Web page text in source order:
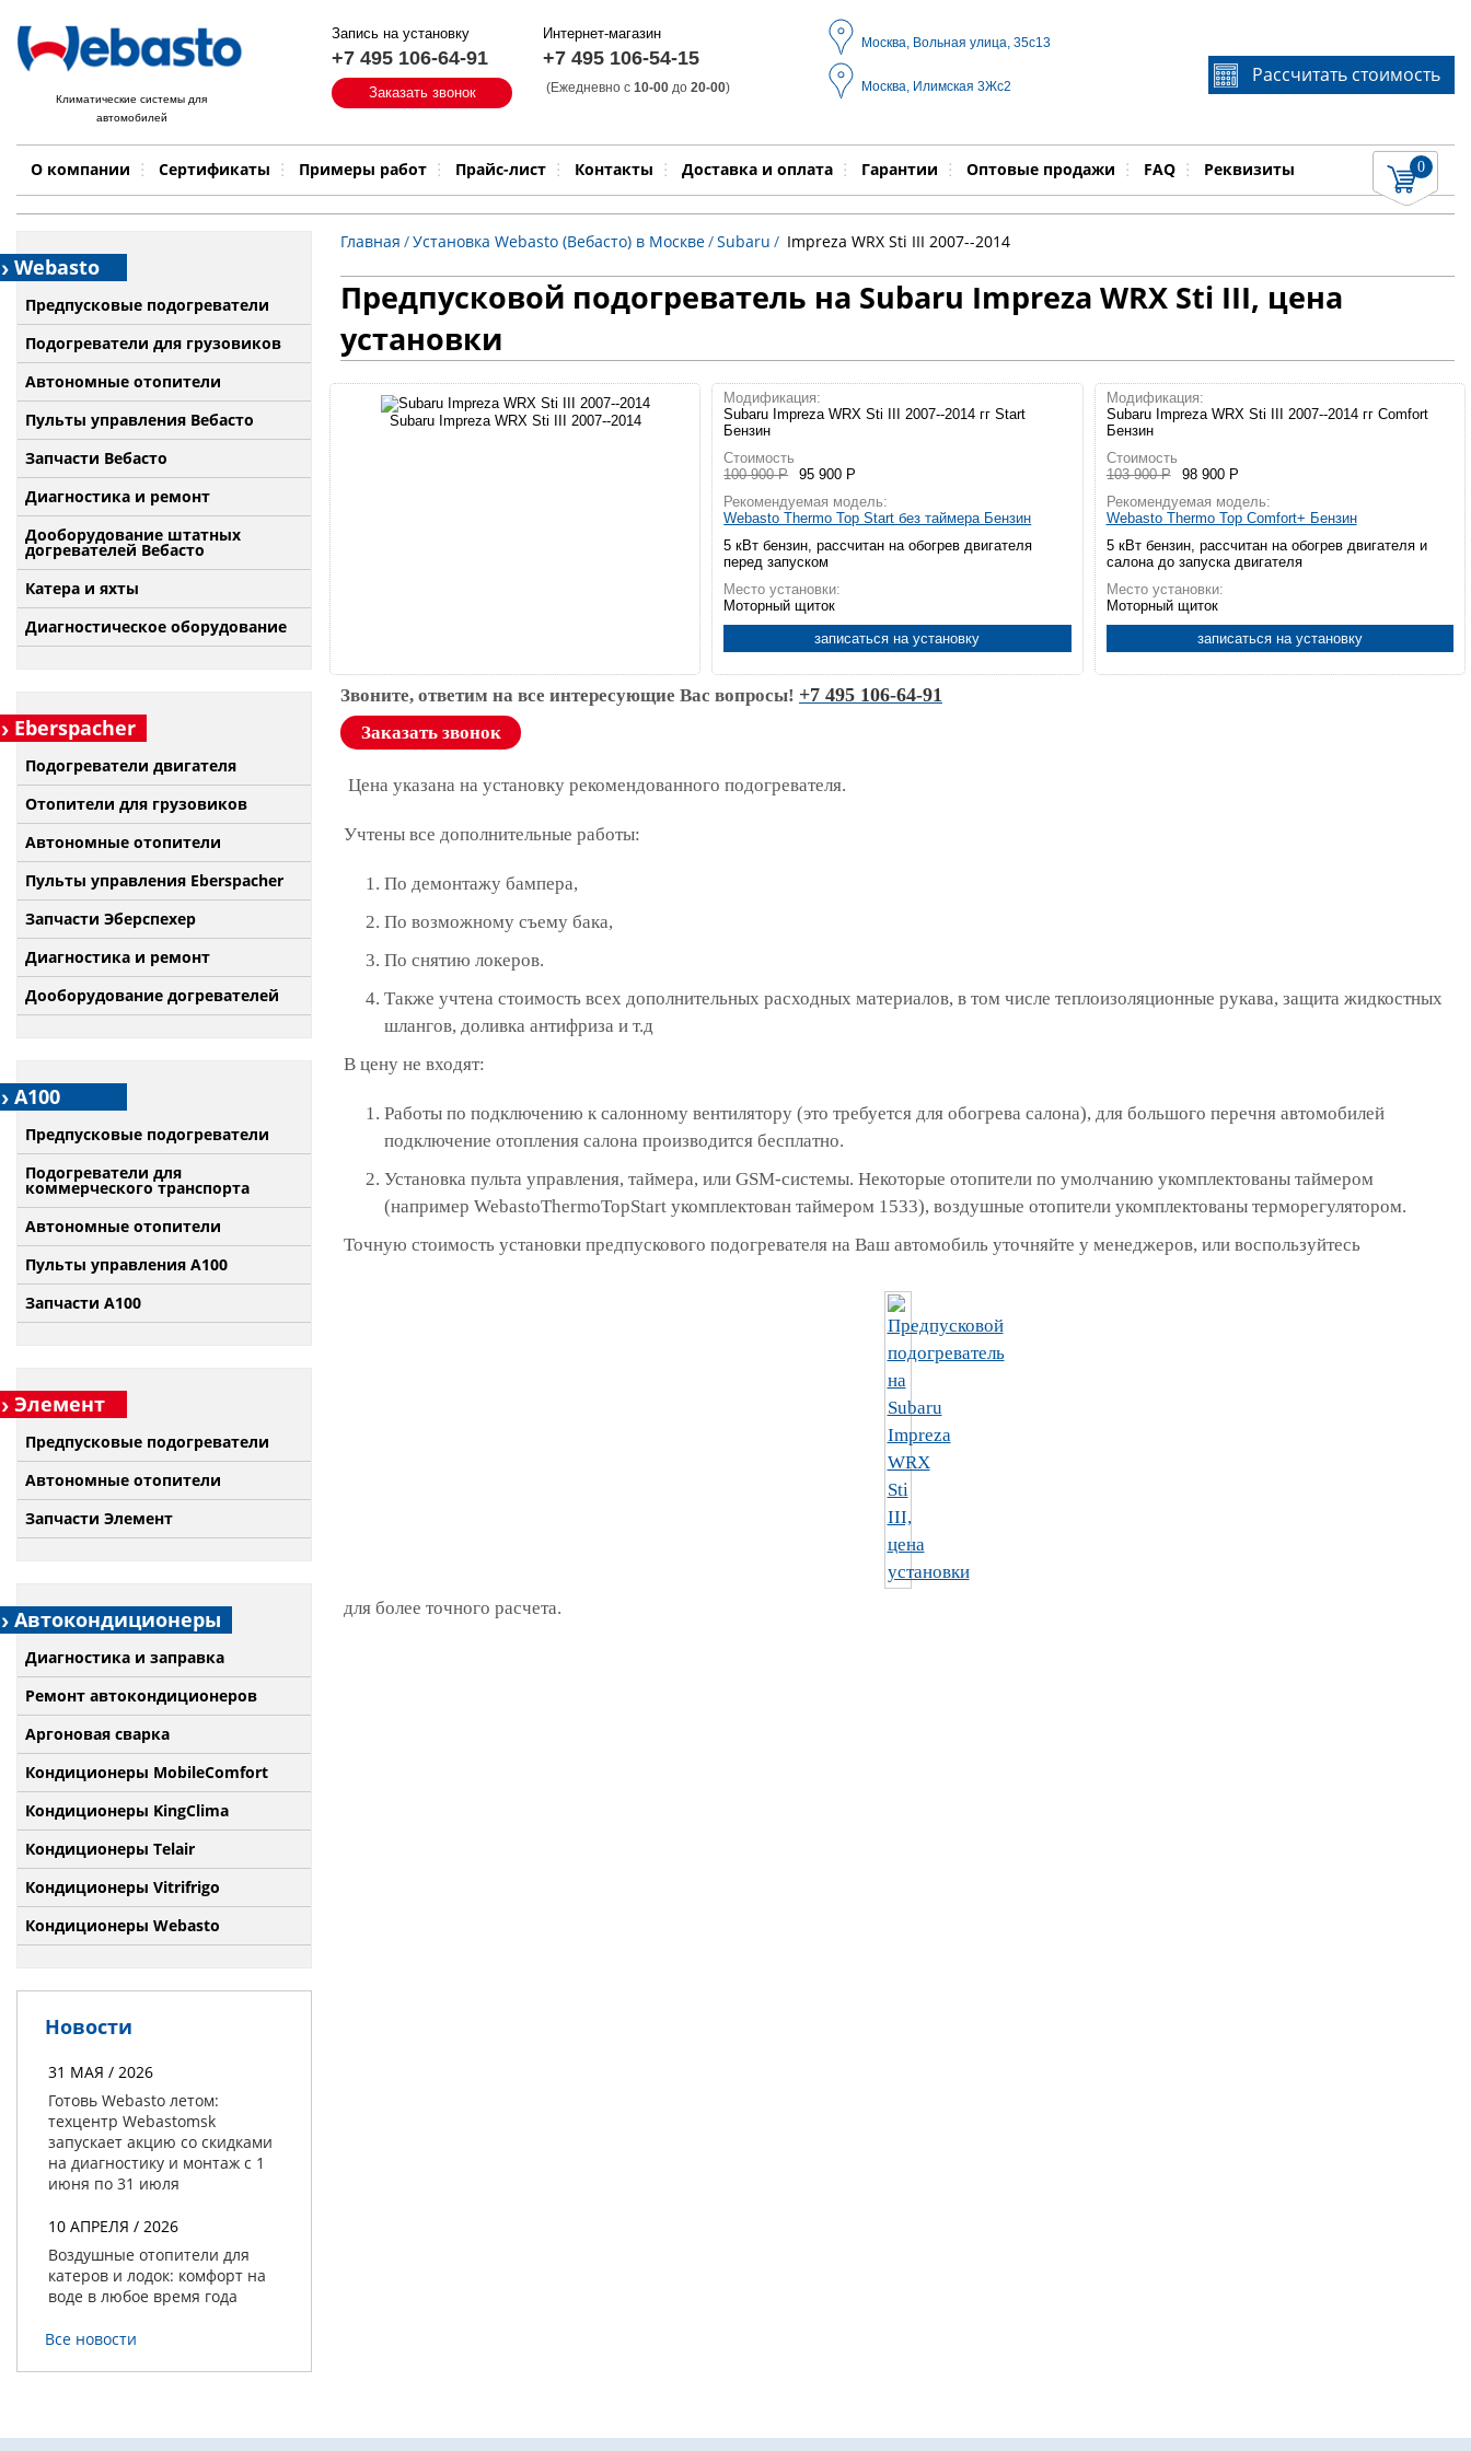
Климатические системы для
автомобилей
Запись на установку
+7 495 106-64-91
Заказать звонок
Интернет-магазин
+7 495 106-54-15
(Ежедневно с 10-00 до 20-00)
Москва, Вольная улица, 35с13
Москва, Илимская 3Жс2
Рассчитать стоимость
О компании Сертификаты Примеры работ Прайс-лист Контакты Доставка и оплата Гарантии Оптовые продажи FAQ Реквизиты 0
Быстрый поиск:
Если Вы не знаете идентификационный номер
запчасти, звоните по телефону+7 495 106-64-91, мы
Примеры работ Бренд Модель Выполняемые работы
Webasto
Предпусковые подогреватели
Подогреватели для грузовиков
Автономные отопители
Пульты управления Вебасто
Запчасти Вебасто
Диагностика и ремонт
Дооборудование штатных
догревателей Вебасто
Катера и яхты
Диагностическое оборудование
Eberspacher
Подогреватели двигателя
Отопители для грузовиков
Автономные отопители
Пульты управления Eberspacher
Запчасти Эберспехер
Диагностика и ремонт
Дооборудование догревателей
А100
Предпусковые подогреватели
Подогреватели для
коммерческого транспорта
Автономные отопители
Пульты управления A100
Запчасти А100
Элемент
Предпусковые подогреватели
Автономные отопители
Запчасти Элемент
Автокондиционеры
Диагностика и заправка
Ремонт автокондиционеров
Аргоновая сварка
Кондиционеры MobileComfort
Кондиционеры KingClima
Кондиционеры Telair
Кондиционеры Vitrifrigo
Кондиционеры Webasto
Новости
31 МАЯ / 2026
Готовь Webasto летом:
техцентр Webastomsk
запускает акцию со скидками
на диагностику и монтаж с 1
июня по 31 июля
10 АПРЕЛЯ / 2026
Воздушные отопители для
катеров и лодок: комфорт на
воде в любое время года
Все новости
Главная /Установка Webasto (Вебасто) в Москве/Subaru / Impreza WRX Sti III 2007--2014
Предпусковой подогреватель на Subaru Impreza WRX Sti III, цена
установки
Subaru Impreza WRX Sti III 2007--2014
Модификация:
Subaru Impreza WRX Sti III 2007--2014 гг Start
Бензин
Стоимость
100 900 Р
95 900 Р
Рекомендуемая модель:
Webasto Thermo Top Start без таймера Бензин
5 кВт бензин, рассчитан на обогрев двигателя
перед запуском
Место установки:
Моторный щиток
записаться на установку
Модификация:
Subaru Impreza WRX Sti III 2007--2014 гг Comfort
Бензин
Стоимость
103 900 Р
98 900 Р
Рекомендуемая модель:
Webasto Thermo Top Comfort+ Бензин
5 кВт бензин, рассчитан на обогрев двигателя и
салона до запуска двигателя
Место установки:
Моторный щиток
записаться на установку
Звоните, ответим на все интересующие Вас вопросы! +7 495 106-64-91
Заказать звонок
Цена указана на установку рекомендованного подогревателя.
Учтены все дополнительные работы:
По демонтажу бампера,
По возможному съему бака,
По снятию локеров.
Также учтена стоимость всех дополнительных расходных материалов, в том числе теплоизоляционные рукава, защита жидкостных
шлангов, доливка антифриза и т.д
В цену не входят:
Работы по подключению к салонному вентилятору (это требуется для обогрева салона), для большого перечня автомобилей
подключение отопления салона производится бесплатно.
Установка пульта управления, таймера, или GSM-системы. Некоторые отопители по умолчанию укомплектованы таймером
(например WebastoThermoTopStart укомплектован таймером 1533), воздушные отопители укомплектованы терморегулятором.
Точную стоимость установки предпускового подогревателя на Ваш автомобиль уточняйте у менеджеров, или воспользуйтесь
для более точного расчета.